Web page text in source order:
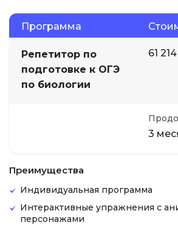
Программа
Репетитор по
подготовке к ОГЭ
по биологии
61
3
Преимущества
Индивидуальная программа
Интерактивные упражнения с
персонажами